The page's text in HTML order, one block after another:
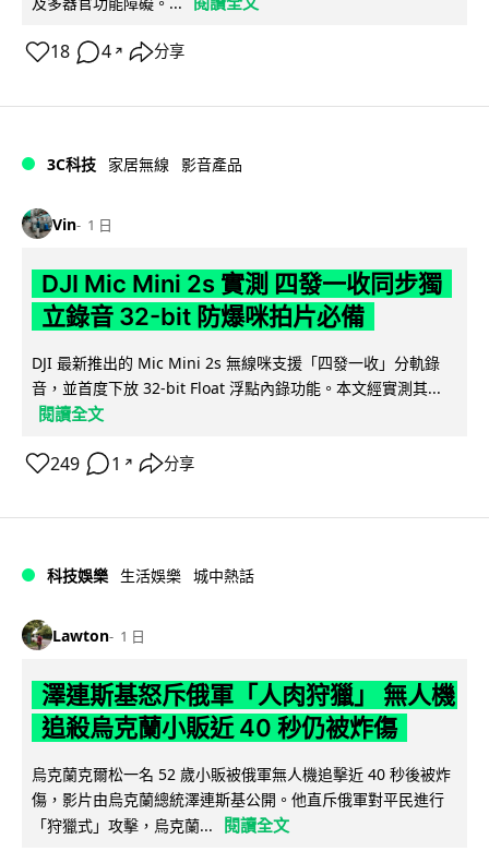
18 4 ↗ 分享
3C科技 家居無線 影音產品
Vin 1 日
DJI Mic Mini 2s 實測 四發一收同步獨
立錄音 32-bit 防爆咪拍片必備
DJI 最新推出的 Mic Mini 2s 無線咪支援「四發一收」分軌錄
音，並首度下放 32-bit Float 浮點內錄功能。本文經實測其...
閱讀全文
249 1 ↗ 分享
科技娛樂 生活娛樂 城中熱話
Lawton 1 日
澤連斯基怒斥俄軍「人肉狩獵」 無人機
追殺烏克蘭小販近 40 秒仍被炸傷
烏克蘭克爾松一名 52 歲小販被俄軍無人機追擊近 40 秒後被炸
傷，影片由烏克蘭總統澤連斯基公開。他直斥俄軍對平民進行
「狩獵式」攻擊，烏克蘭...
閱讀全文